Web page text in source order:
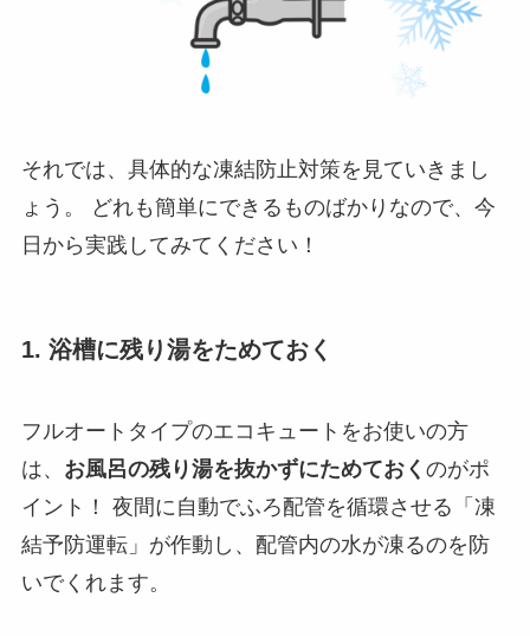
それでは、具体的な凍結防止対策を見ていきまし
ょう。 どれも簡単にできるものばかりなので、今
日から実践してみてください！
1. 浴槽に残り湯をためておく
フルオートタイプのエコキュートをお使いの方
は、 お風呂の残り湯を抜かずにためておく のがポ
イント！ 夜間に自動でふろ配管を循環させる「凍
結予防運転」が作動し、配管内の水が凍るのを防
いでくれます。